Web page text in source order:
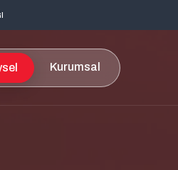
Kurumsal